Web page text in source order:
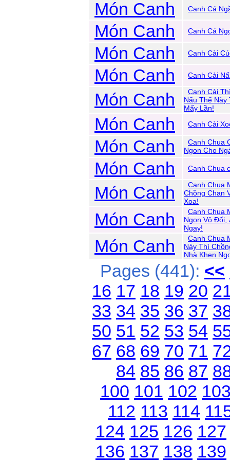
Món Canh Canh Cá
Món Canh Canh Cá
Món Canh Canh Cải
Món Canh Canh Cải
Món Canh
Canh Cải
Nấu Thế Này
Mấy Lần!
Món Canh Canh Cải
Món Canh
Canh Chua
Ngon Cho
Món Canh Canh Chua
Món Canh
Canh Chua
Chồng Chan
Xoa!
Món Canh
Canh Chua
Ngon Vô Đối,
Ngay!
Món Canh
Canh Chua
Này Thì
Nhà Khen
Pages (441): <<
16 17 18 19 20
33 34 35 36 37
50 51 52 53 54
67 68 69 70 71
84 85 86 87
100 101 102
112 113 114
124 125 126 127
136 137 138 139